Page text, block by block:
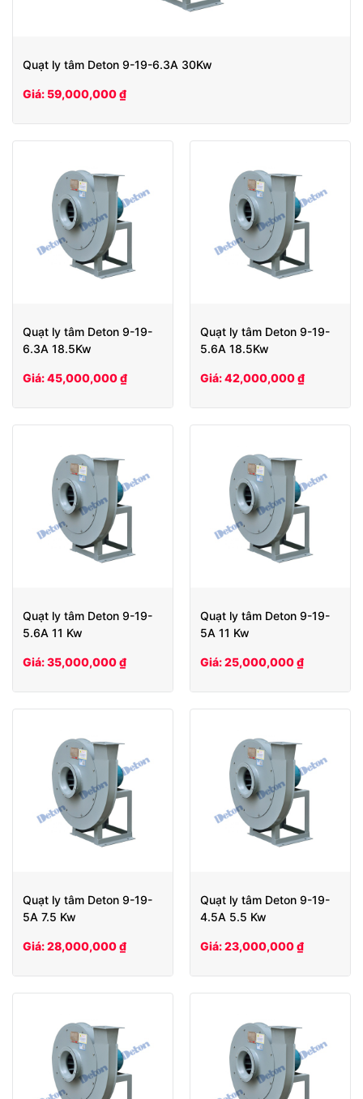
Quạt ly tâm Deton 9-19-6.3A 30Kw
Giá: 59,000,000 ₫
Quạt ly tâm Deton 9-19-
6.3A 18.5Kw
Giá: 45,000,000 ₫
Quạt ly tâm Deton 9-19-
5.6A 18.5Kw
Giá: 42,000,000 ₫
Quạt ly tâm Deton 9-19-
5.6A 11 Kw
Giá: 35,000,000 ₫
Quạt ly tâm Deton 9-19-
5A 11 Kw
Giá: 25,000,000 ₫
Quạt ly tâm Deton 9-19-
5A 7.5 Kw
Giá: 28,000,000 ₫
Quạt ly tâm Deton 9-19-
4.5A 5.5 Kw
Giá: 23,000,000 ₫